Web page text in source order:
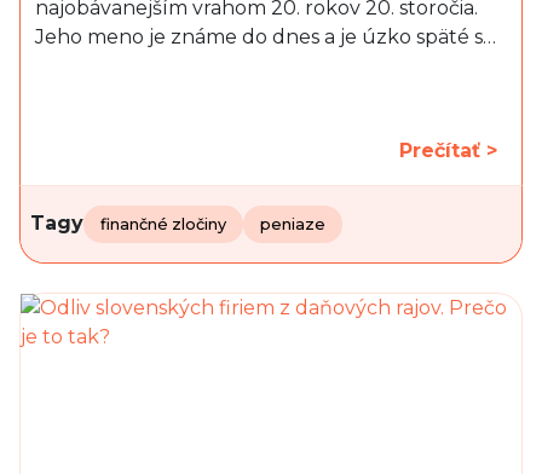
najobávanejším vrahom 20. rokov 20. storočia.
Jeho meno je známe do dnes a je úzko späté s…
Prečítať >
Tagy finančné zločiny peniaze